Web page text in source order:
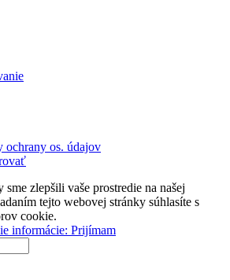
ochrany os. údajov
zlepšili vaše prostredie na našej
tejto webovej stránky súhlasíte s
cookie.
informácie: Prijímam